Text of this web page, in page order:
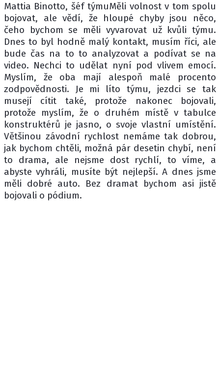
Mattia Binotto, šéf týmuMěli volnost v tom spolu
bojovat, ale vědí, že hloupé chyby jsou něco,
čeho bychom se měli vyvarovat už kvůli týmu.
Dnes to byl hodně malý kontakt, musím říci, ale
bude čas na to to analyzovat a podívat se na
video. Nechci to udělat nyní pod vlivem emocí.
Myslím, že oba mají alespoň malé procento
zodpovědnosti. Je mi líto týmu, jezdci se tak
musejí cítit také, protože nakonec bojovali,
protože myslím, že o druhém místě v tabulce
konstruktérů je jasno, o svoje vlastní umístění.
Většinou závodní rychlost nemáme tak dobrou,
jak bychom chtěli, možná pár desetin chybí, není
to drama, ale nejsme dost rychlí, to víme, a
abyste vyhráli, musíte být nejlepší. A dnes jsme
měli dobré auto. Bez dramat bychom asi jistě
bojovali o pódium.